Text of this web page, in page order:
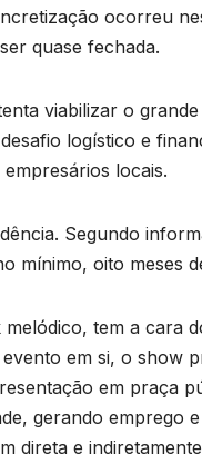
ocorreu
quase fechada.
viabilizar o
logístico e
locais.
Segundo
mínimo, oito meses
tem a cara
em si, o show
em praça
gerando emprego
direta e